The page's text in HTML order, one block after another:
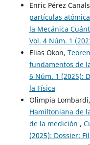
Enric Pérez
partículas
la Mecánica
Vol. 4 Núm. 1
Elias Okon,
fundamentos de
6 Núm. 1 (2025):
la Física
Olimpia Lombardi,
Hamiltoniana de
de la medición ,
(2025): Dossier: